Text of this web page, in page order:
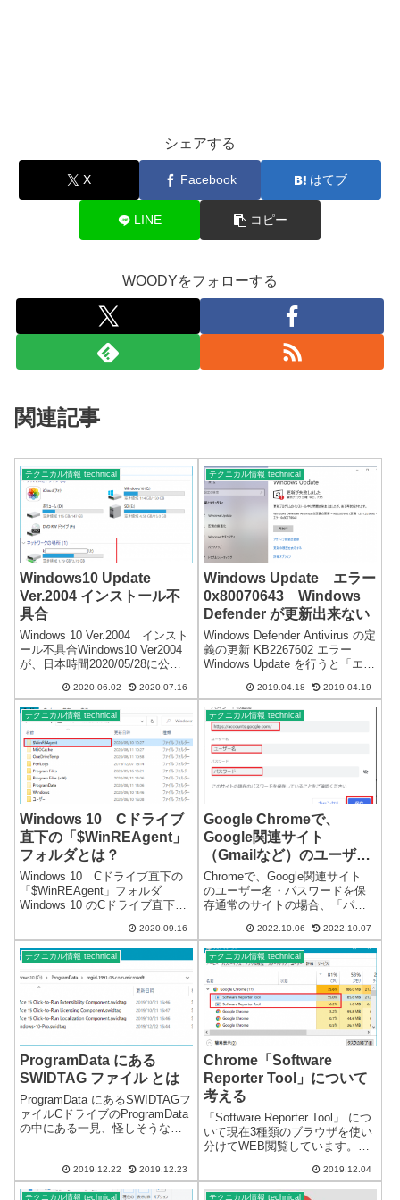
シェアする
X Facebook はてブ
LINE コピー
WOODYをフォローする
関連記事
テクニカル情報 technical
Windows10 Update
Ver.2004 インストール不
具合
Windows 10 Ver.2004 インスト
ール不具合Windows10 Ver2004
が、日本時間2020/05/28に公開
の端末で確認した不具合の情報
です。コメントそれぞれ違う種
類のパソコン7台でアップ...
2020.06.02 2020.07.16
テクニカル情報 technical
Windows Update エラー
0x80070643 Windows
Defender が更新出来ない
Windows Defender Antivirus の定
義の更新 KB2267602 エラー
Windows Update を行うと「エラ
Windows Defender が更新出来な
いKB2267602...
2019.04.18 2019.04.19
テクニカル情報 technical
Windows 10 Cドライブ
直下の「$WinREAgent」
フォルダとは？
Windows 10 Cドライブ直下の
「$WinREAgent」フォルダ
Windows 10 のCドライブ直下
というフォルダが出来る。隠し
フォルダになっていますが、シ
ステムフォルダではないので表
示設定に...
2020.09.16
テクニカル情報 technical
Google Chromeで、
Google関連サイト
（Gmailなど）のユーザー
名・パスワードを保存する
方法
Chromeで、Google関連サイト
のユーザー名・パスワードを保
存通常のサイトの場合、「パス
る」を有効にしていれば、自動
的にパスワード保存の画面が表
示されますが、Google Chrome
2022.10.06 2022.10.07
テクニカル情報 technical
ProgramData にある
SWIDTAG ファイル とは
ProgramData にあるSWIDTAGフ
ァイルCドライブのProgramData
の中にある一見、怪しそうなフ
です。コメント不要なファイル
やフォルダは、結構たく...
2019.12.22 2019.12.23
テクニカル情報 technical
Chrome「Software
Reporter Tool」について
考える
「Software Reporter Tool」 につ
いて現在3種類のブラウザを使い
分けてWEB閲覧しています。
優秀なブラウザだと思います
が、中には「Software Reporter
2019.12.04
テクニカル情報 technical テクニカル情報 technical